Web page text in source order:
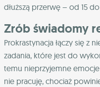
dłuższą przerwę – od 15
Zrób świadomy
Prokrastynacja łączy się z
zadania, które jest do
temu nieprzyjemne
nie pracuję, chociaż